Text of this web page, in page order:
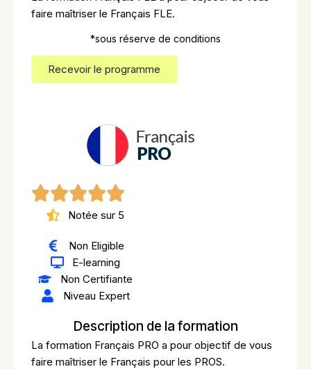
faire maîtriser le Français FLE.
*sous réserve de conditions
Recevoir le programme
Notée sur 5
Non Eligible
E-learning
Non Certifiante
Niveau Expert
Description de la formation
La formation Français PRO a pour objectif de vous
faire maîtriser le Français pour les PROS.